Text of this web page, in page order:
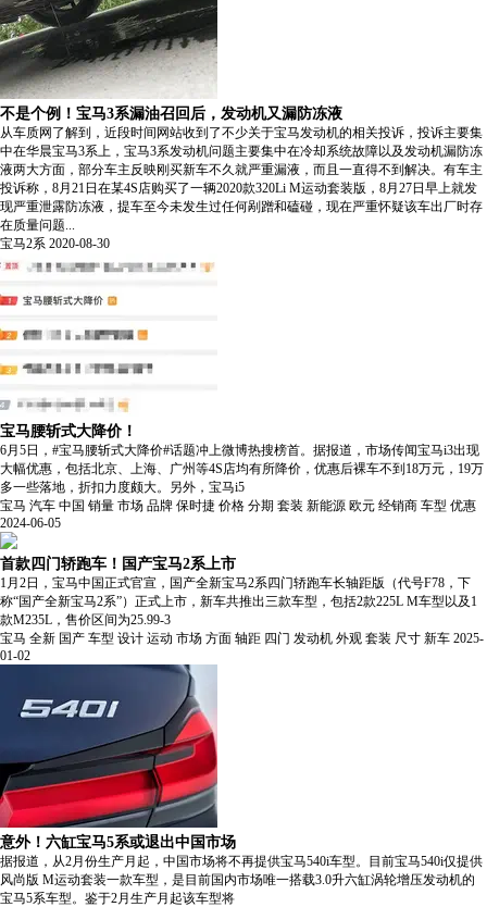
不是个例！宝马3系漏油召回后，发动机又漏防冻液
从车质网了解到，近段时间网站收到了不少关于宝马发动机的相关投诉，投诉主要集
中在华晨宝马3系上，宝马3系发动机问题主要集中在冷却系统故障以及发动机漏防冻
液两大方面，部分车主反映刚买新车不久就严重漏液，而且一直得不到解决。有车主
投诉称，8月21日在某4S店购买了一辆2020款320Li M运动套装版，8月27日早上就发
现严重泄露防冻液，提车至今未发生过任何剐蹭和磕碰，现在严重怀疑该车出厂时存
在质量问题...
宝马2系 2020-08-30
宝马腰斩式大降价！
6月5日，#宝马腰斩式大降价#话题冲上微博热搜榜首。据报道，市场传闻宝马i3出现
大幅优惠，包括北京、上海、广州等4S店均有所降价，优惠后裸车不到18万元，19万
多一些落地，折扣力度颇大。另外，宝马i5
宝马 汽车 中国 销量 市场 品牌 保时捷 价格 分期 套装 新能源 欧元 经销商 车型 优惠
2024-06-05
首款四门轿跑车！国产宝马2系上市
1月2日，宝马中国正式官宣，国产全新宝马2系四门轿跑车长轴距版（代号F78，下
称“国产全新宝马2系”）正式上市，新车共推出三款车型，包括2款225L M车型以及1
款M235L，售价区间为25.99-3
宝马 全新 国产 车型 设计 运动 市场 方面 轴距 四门 发动机 外观 套装 尺寸 新车 2025-
01-02
意外！六缸宝马5系或退出中国市场
据报道，从2月份生产月起，中国市场将不再提供宝马540i车型。目前宝马540i仅提供
风尚版 M运动套装一款车型，是目前国内市场唯一搭载3.0升六缸涡轮增压发动机的
宝马5系车型。鉴于2月生产月起该车型将